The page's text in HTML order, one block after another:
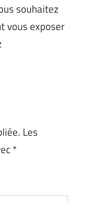
souhaitez
vous exposer
Les
*